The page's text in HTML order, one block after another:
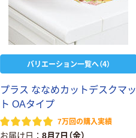
バリエーション一覧へ（4）
プラス ななめカットデスクマッ
ト OAタイプ
7万回の購入実績
お届け日 8月7日（金）